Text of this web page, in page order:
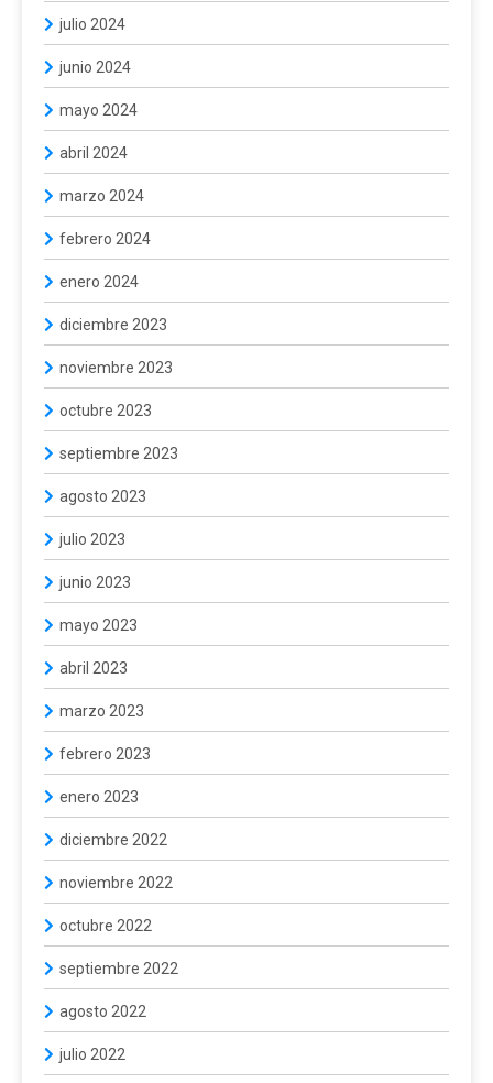
julio 2024
junio 2024
mayo 2024
abril 2024
marzo 2024
febrero 2024
enero 2024
diciembre 2023
noviembre 2023
octubre 2023
septiembre 2023
agosto 2023
julio 2023
junio 2023
mayo 2023
abril 2023
marzo 2023
febrero 2023
enero 2023
diciembre 2022
noviembre 2022
octubre 2022
septiembre 2022
agosto 2022
julio 2022